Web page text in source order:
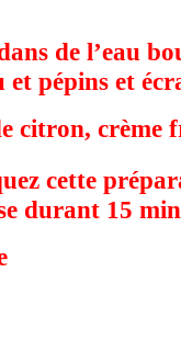
de l’eau
et pépins et
citron, crème
cette
durant 15